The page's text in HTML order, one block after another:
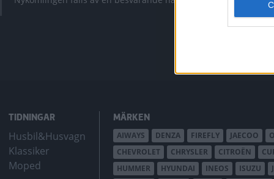
bZ4X
TIDNINGAR
Husbil&Husvagn
Klassiker
Moped
MÄRKEN
AIWAYS DENZA FIREFLY JAECOO
CHEVROLET
CHRYSLER CITROËN
HUMMER
HYUNDAI INEOS ISUZU